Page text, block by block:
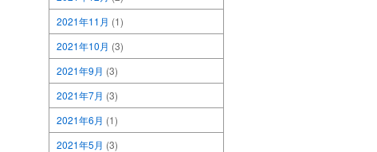
2021年11月 (1)
2021年10月 (3)
2021年9月 (3)
2021年7月 (3)
2021年6月 (1)
2021年5月 (3)